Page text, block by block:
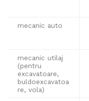
mecanic auto
mecanic utilaj
(pentru
excavatoare,
buldoexcavatoa
re, vola)